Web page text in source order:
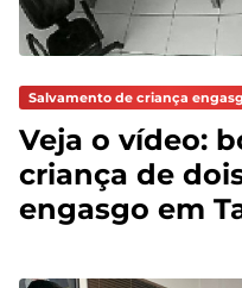
Salvamento de criança
Veja o vídeo:
criança de
engasgo em